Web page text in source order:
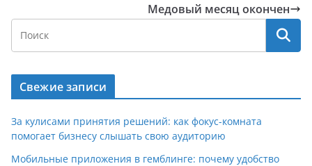
Медовый месяц окончен
Свежие записи
За кулисами принятия решений: как фокус-комната
помогает бизнесу слышать свою аудиторию
Мобильные приложения в гемблинге: почему удобство